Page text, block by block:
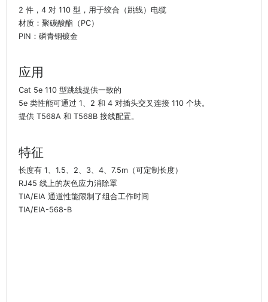
2 件，4 对 110 型，用于绞合（跳线）电缆
材质：聚碳酸酯（PC）
PIN：磷青铜镀金
应用
Cat 5e 110 型跳线提供一致的
5e 类性能可通过 1、2 和 4 对插头交叉连接 110 个块。
提供 T568A 和 T568B 接线配置。
特征
长度有 1、1.5、2、3、4、7.5m（可定制长度）
RJ45 线上的灰色应力消除罩
TIA/EIA 通道性能限制了组合工作时间
TIA/EIA-568-B